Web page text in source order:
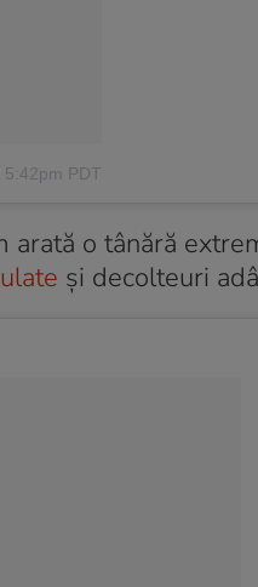
PDT
o tânără
și decolteuri